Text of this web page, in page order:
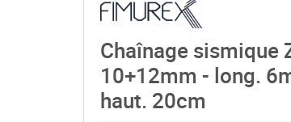
Chaînage sismique
10+12mm - long.
haut. 20cm